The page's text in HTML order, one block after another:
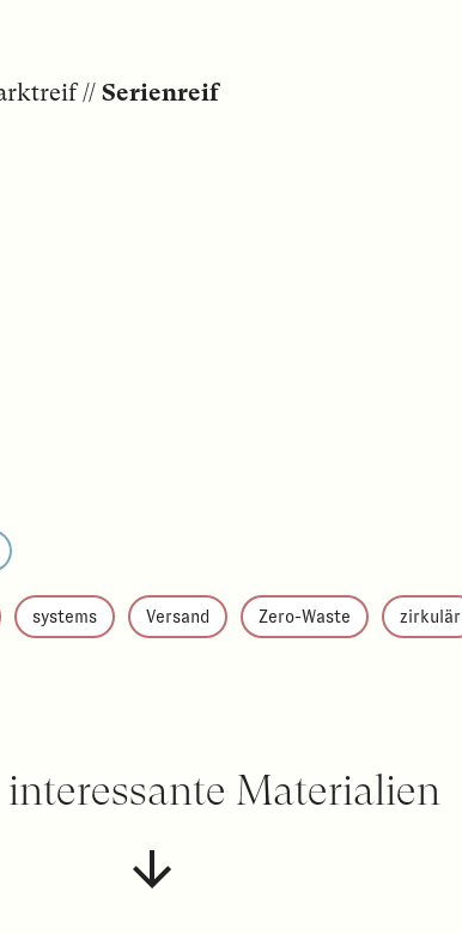
// Serienreif
systems Versand Zero-Waste zirkulär
interessante Materialien